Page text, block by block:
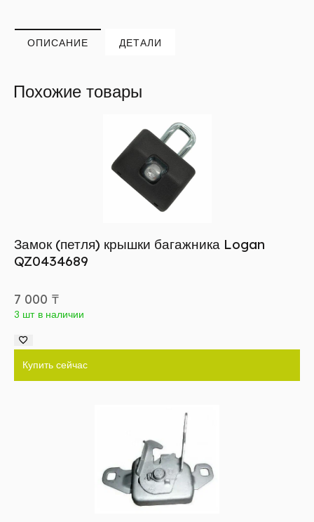
ОПИСАНИЕ ДЕТАЛИ
Похожие товары
Замок (петля) крышки багажника Logan
QZ0434689
7 000 ₸
3 шт в наличии
Купить сейчас